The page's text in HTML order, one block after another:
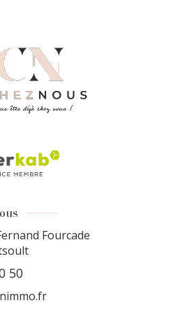
Fourcade
50